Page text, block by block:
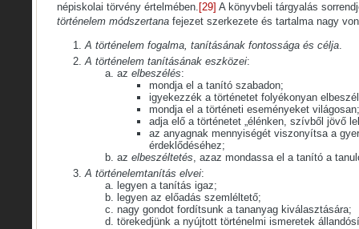
népiskolai törvény értelmében. [29] A könyvbeli tárgyalás
történelem módszertana fejezet szerkezete és tartalma nagy
A történelem fogalma, tanításának fontossága és célja.
A történelem tanításának eszközei:
az elbeszélés:
mondja el a tanító szabadon;
igyekezzék a történetet folyékonyan
mondja el a történeti eseményeket világosan;
adja elő a történetet „élénken, szívből jövő
az anyagnak mennyiségét viszonyítsa a
érdeklődéséhez;
az elbeszéltetés, azaz mondassa el a tanító a
A történelemtanítás elvei:
legyen a tanítás igaz;
legyen az előadás szemléltető;
nagy gondot fordítsunk a tananyag kiválasztására;
törekedjünk a nyújtott történelmi ismeretek